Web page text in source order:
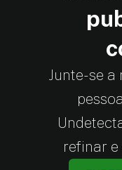
Junte-se a
refinar